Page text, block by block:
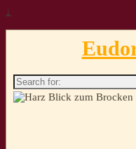
↓
Search
for: